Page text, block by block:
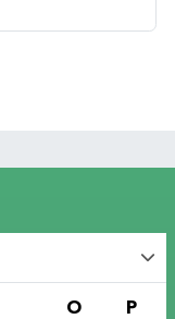
O P